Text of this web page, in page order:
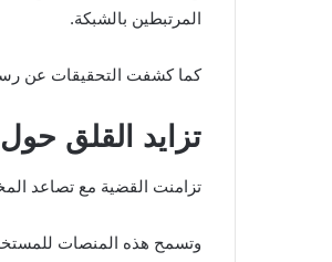
المرتبطين بالشبكة.
كما كشفت التحقيقات عن
تزايد القلق
تزامنت القضية مع تصاعد
وتسمح هذه المنصات